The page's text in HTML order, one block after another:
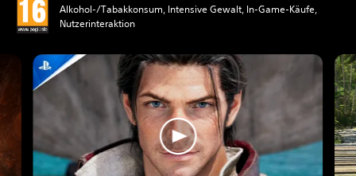
Alkohol-/Tabakkonsum, Intensive Gewalt, In-Game-Käufe,
Nutzerinteraktion